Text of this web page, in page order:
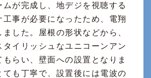
ムが完成し、地デジを視聴する
工事が必要になったため、電翔
した。屋根の形状などから、
タイリッシュなユニコーンアン
らい、壁面への設置となりま
ても丁寧で、設置後には電波の